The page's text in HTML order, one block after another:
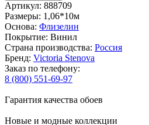
Артикул: 888709
Размеры: 1,06*10м
Основа: Флизелин
Покрытие: Винил
Страна производства: Россия
Бренд: Victoria Stenova
Заказ по телефону:
8 (800) 551-69-97
Гарантия качества обоев
Новые и модные коллекции